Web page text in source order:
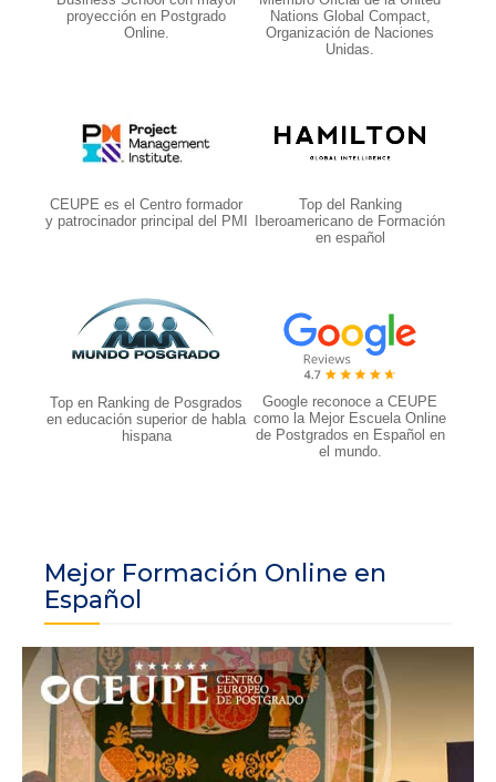
proyección en Postgrado
Online.
Nations Global Compact,
Organización de Naciones
Unidas.
CEUPE es el Centro formador
y patrocinador principal del PMI
Top del Ranking
Iberoamericano de Formación
en español
Top en Ranking de Posgrados
en educación superior de habla
hispana
Google reconoce a CEUPE
como la Mejor Escuela Online
de Postgrados en Español en
el mundo.
Mejor Formación Online en
Español